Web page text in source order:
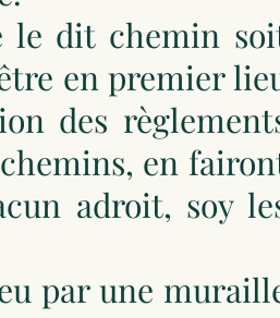
le dit chemin
en premier
des
en
adroit, soy
par une